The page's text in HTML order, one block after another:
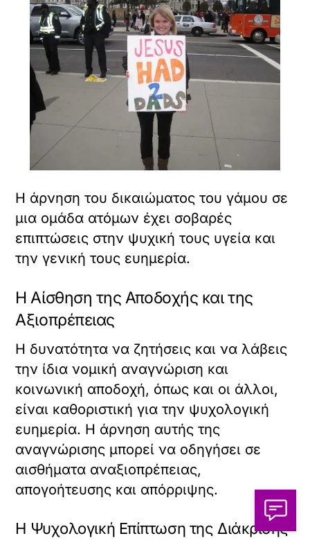
Η άρνηση του δικαιώματος του γάμου σε
μια ομάδα ατόμων έχει σοβαρές
επιπτώσεις στην ψυχική τους υγεία και
την γενική τους ευημερία.
Η Αίσθηση της Αποδοχής και της
Αξιοπρέπειας
Η δυνατότητα να ζητήσεις και να λάβεις
την ίδια νομική αναγνώριση και
κοινωνική αποδοχή, όπως και οι άλλοι,
είναι καθοριστική για την ψυχολογική
ευημερία. Η άρνηση αυτής της
αναγνώρισης μπορεί να οδηγήσει σε
αισθήματα αναξιοπρέπειας,
απογοήτευσης και απόρριψης.
Η Ψυχολογική Επίπτωση της Διάκρισης